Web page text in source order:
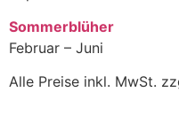
Sommerblüher
Februar – Juni
Alle Preise inkl. MwSt.